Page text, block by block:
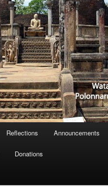
Reflections Announcements
Donations